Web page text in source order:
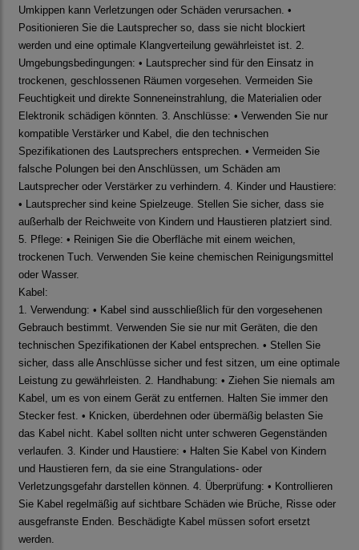
Umkippen kann Verletzungen oder Schäden verursachen. •
Positionieren Sie die Lautsprecher so, dass sie nicht blockiert
werden und eine optimale Klangverteilung gewährleistet ist. 2.
Umgebungsbedingungen: • Lautsprecher sind für den Einsatz in
trockenen, geschlossenen Räumen vorgesehen. Vermeiden Sie
Feuchtigkeit und direkte Sonneneinstrahlung, die Materialien oder
Elektronik schädigen könnten. 3. Anschlüsse: • Verwenden Sie nur
kompatible Verstärker und Kabel, die den technischen
Spezifikationen des Lautsprechers entsprechen. • Vermeiden Sie
falsche Polungen bei den Anschlüssen, um Schäden am
Lautsprecher oder Verstärker zu verhindern. 4. Kinder und Haustiere:
• Lautsprecher sind keine Spielzeuge. Stellen Sie sicher, dass sie
außerhalb der Reichweite von Kindern und Haustieren platziert sind.
5. Pflege: • Reinigen Sie die Oberfläche mit einem weichen,
trockenen Tuch. Verwenden Sie keine chemischen Reinigungsmittel
oder Wasser.
Kabel:
1. Verwendung: • Kabel sind ausschließlich für den vorgesehenen
Gebrauch bestimmt. Verwenden Sie sie nur mit Geräten, die den
technischen Spezifikationen der Kabel entsprechen. • Stellen Sie
sicher, dass alle Anschlüsse sicher und fest sitzen, um eine optimale
Leistung zu gewährleisten. 2. Handhabung: • Ziehen Sie niemals am
Kabel, um es von einem Gerät zu entfernen. Halten Sie immer den
Stecker fest. • Knicken, überdehnen oder übermäßig belasten Sie
das Kabel nicht. Kabel sollten nicht unter schweren Gegenständen
verlaufen. 3. Kinder und Haustiere: • Halten Sie Kabel von Kindern
und Haustieren fern, da sie eine Strangulations- oder
Verletzungsgefahr darstellen können. 4. Überprüfung: • Kontrollieren
Sie Kabel regelmäßig auf sichtbare Schäden wie Brüche, Risse oder
ausgefranste Enden. Beschädigte Kabel müssen sofort ersetzt
werden.